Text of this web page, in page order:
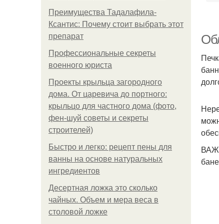
Преимущества Тадалафила-
Ксантис: Почему стоит выбрать этот
препарат
Профессиональные секреты
военного юриста
Проекты крыльца загородного
дома. От царевича до портного:
крыльцо для частного дома (фото,
фен-шуй советы и секреты
строителей)
Быстро и легко: рецепт пены для
ванны на основе натуральных
ингредиентов
Десертная ложка это сколько
чайных. Объем и мера веса в
столовой ложке